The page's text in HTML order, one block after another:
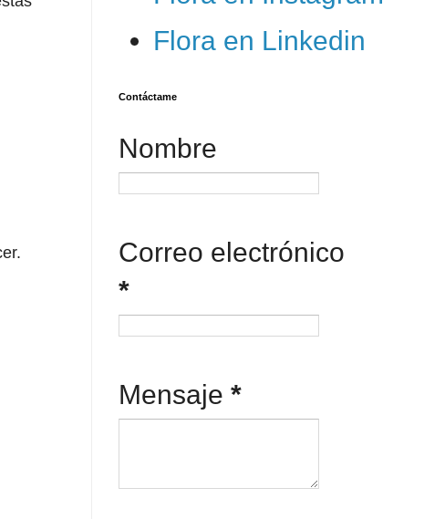
Flora en Linkedin
Contáctame
Nombre
Correo electrónico
*
Mensaje *